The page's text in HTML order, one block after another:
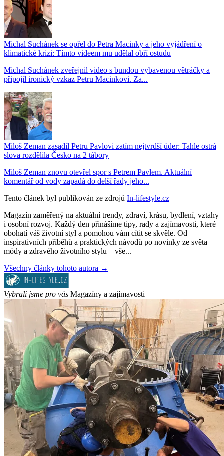
Michal Suchánek se opřel do Petra Macinky a jeho vyjádření o
klimatické krizi: Tímto videem mu udělal obří ostudu
Michal Suchánek zveřejnil video s bundou vybavenou větráčky a
připojil ironický vzkaz Petru Macinkovi. Za...
Miloš Zeman zasadil Petru Pavlovi zatím nejtvrdší úder: Tahle ostrá
slova rozdělila Česko na 2 tábory
Miloš Zeman znovu otevřel spor s Petrem Pavlem. Aktuální
komentář od vody zapadá do delší řady jeho...
Tento článek byl publikován ze zdrojů In-lifestyle.cz
Magazín zaměřený na aktuální trendy, zdraví, krásu, bydlení, vztahy
i osobní rozvoj. Každý den přinášíme tipy, rady a zajímavosti, které
obohatí váš životní styl a pomohou vám cítit se skvěle. Od
inspirativních příběhů a praktických návodů po novinky ze světa
módy a zdravého životního stylu – vše...
Všechny články tohoto autora →
Vybrali jsme pro vás Magazíny a zajímavosti